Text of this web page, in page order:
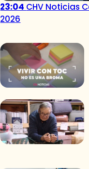
23:04 CHV Noticias
2026